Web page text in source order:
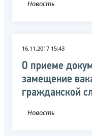
Новость
16.11.2017 15:43
О приеме
замещение
гражданской
Новость